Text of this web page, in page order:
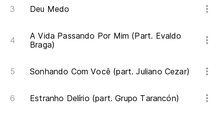
Deu Medo
A Vida Passando Por Mim (Part. Evaldo
Braga)
Sonhando Com Você (part. Juliano Cezar)
Estranho Delírio (part. Grupo Tarancón)